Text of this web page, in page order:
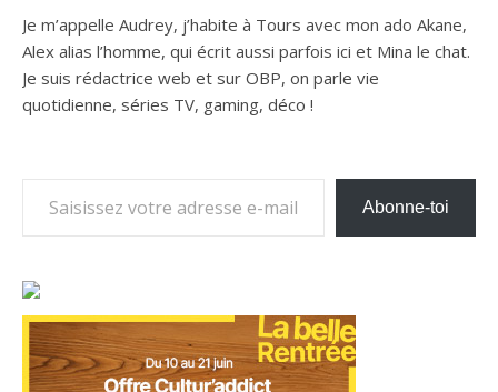
Je m’appelle Audrey, j’habite à Tours avec mon ado Akane,
Alex alias l’homme, qui écrit aussi parfois ici et Mina le chat.
Je suis rédactrice web et sur OBP, on parle vie
quotidienne, séries TV, gaming, déco !
Abonne-toi